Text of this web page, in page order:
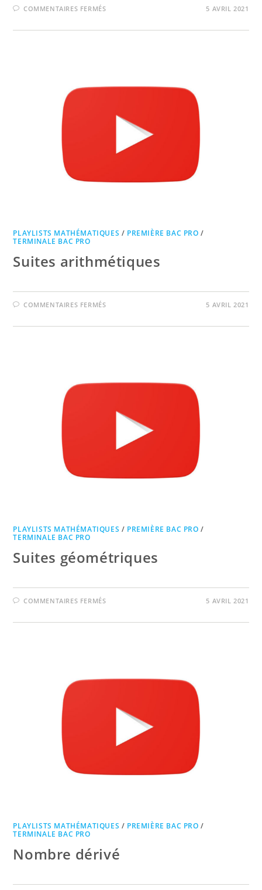
COMMENTAIRES FERMÉSSUR
PREMIER
5 AVRIL 2021
PLAYLISTS MATHÉMATIQUES / PREMIÈRE BAC PRO /
TERMINALE BAC PRO
Suites arithmétiques
COMMENTAIRES FERMÉSSUR 5 AVRIL 2021
PLAYLISTS MATHÉMATIQUES / PREMIÈRE BAC PRO /
TERMINALE BAC PRO
Suites géométriques
COMMENTAIRES FERMÉSSUR 5 AVRIL 2021
PLAYLISTS MATHÉMATIQUES / PREMIÈRE BAC PRO /
TERMINALE BAC PRO
Nombre dérivé